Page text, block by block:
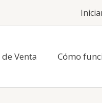
Venta Cómo